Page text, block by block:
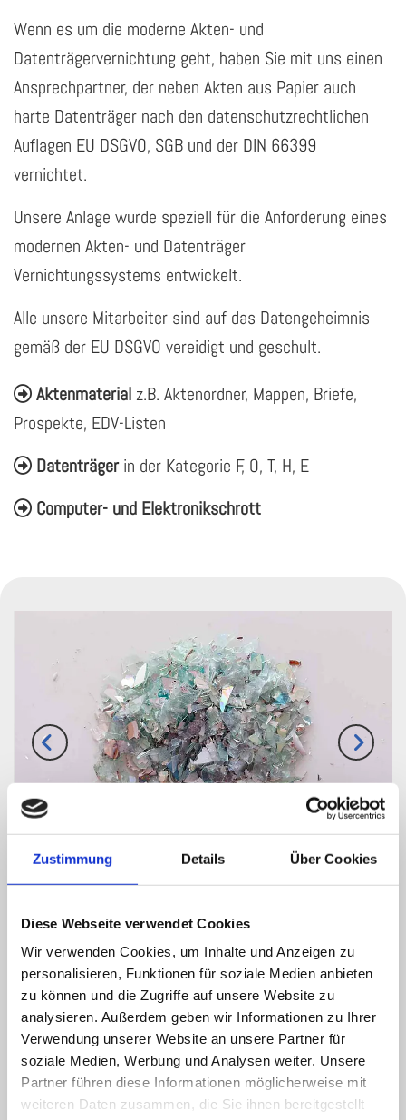
Zustimmung Details Über Cookies
Diese Webseite verwendet Cookies
Wir verwenden Cookies, um Inhalte und Anzeigen zu
personalisieren, Funktionen für soziale Medien anbieten
zu können und die Zugriffe auf unsere Website zu
analysieren. Außerdem geben wir Informationen zu Ihrer
Verwendung unserer Website an unsere Partner für
soziale Medien, Werbung und Analysen weiter. Unsere
Partner führen diese Informationen möglicherweise mit
weiteren Daten zusammen, die Sie ihnen bereitgestellt
Wenn es um die moderne Akten- und
Datenträgervernichtung geht, haben Sie mit uns einen
Ansprechpartner, der neben Akten aus Papier auch
harte Datenträger nach den datenschutzrechtlichen
Auflagen EU DSGVO, SGB und der DIN 66399
vernichtet.
Unsere Anlage wurde speziell für die Anforderung eines
modernen Akten- und Datenträger
Vernichtungssystems entwickelt.
Alle unsere Mitarbeiter sind auf das Datengeheimnis
gemäß der EU DSGVO vereidigt und geschult.
 Aktenmaterialz.B. Aktenordner, Mappen, Briefe,
Prospekte, EDV-Listen
 Datenträgerin der Kategorie F, O, T, H, E
 Computer- und Elektronikschrott
Geschredderte CDs in Sicherheitsstufe O3
Akten- und Datenträgervernichtung
Bereitstellung verschiedener verschließbarer
Behältersysteme
Akten- und Datenträgervernichtung nach EU DSGVO
und DIN 66399
Schutzklasse 2 / Schutzklasse 3. Wir decken die
komplette SicherheitsstufePFOTHEab